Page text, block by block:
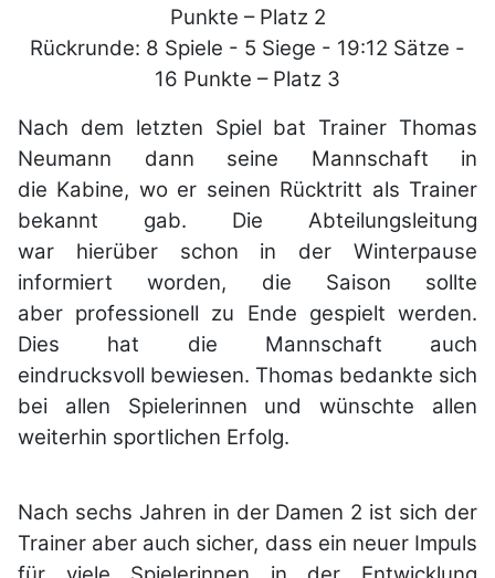
Punkte – Platz 2
Rückrunde: 8 Spiele - 5 Siege - 19:12 Sätze -
16 Punkte – Platz 3
Nach dem letzten Spiel bat Trainer Thomas
Neumann dann seine Mannschaft in
die Kabine, wo er seinen Rücktritt als Trainer
bekannt gab. Die Abteilungsleitung
war hierüber schon in der Winterpause
informiert worden, die Saison sollte
aber professionell zu Ende gespielt werden.
Dies hat die Mannschaft auch
eindrucksvoll bewiesen. Thomas bedankte sich
bei allen Spielerinnen und wünschte allen
weiterhin sportlichen Erfolg.
Nach sechs Jahren in der Damen 2 ist sich der
Trainer aber auch sicher, dass ein neuer Impuls